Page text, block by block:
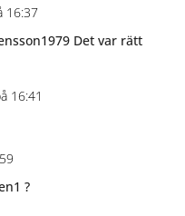
16:37
Det var rätt
16:41
?